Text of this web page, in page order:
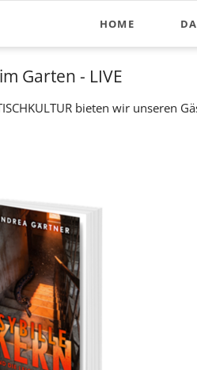
HOME
Garten - LIVE
bieten wir unseren